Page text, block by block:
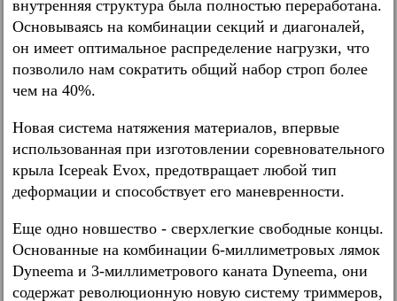
внутренняя структура была полностью переработана.
Основываясь на комбинации секций и диагоналей,
он имеет оптимальное распределение нагрузки, что
позволило нам сократить общий набор строп более
чем на 40%.
Новая система натяжения материалов, впервые
использованная при изготовлении соревновательного
крыла Icepeak Evox, предотвращает любой тип
деформации и способствует его маневренности.
Еще одно новшество - сверхлегкие свободные концы.
Основанные на комбинации 6-миллиметровых лямок
Dyneema и 3-миллиметрового каната Dyneema, они
содержат революционную новую систему триммеров,